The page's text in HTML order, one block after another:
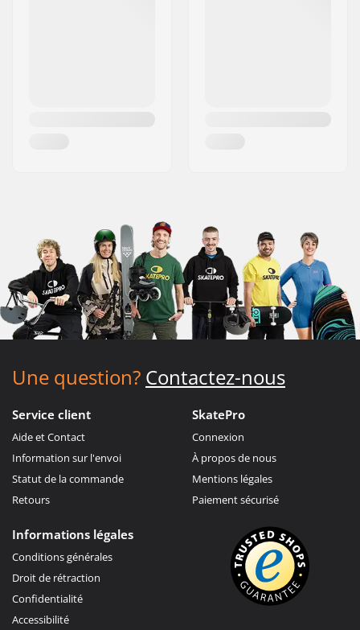
Une question? Contactez-nous
Service client
Aide et Contact
Information sur l'envoi
Statut de la commande
Retours
SkatePro
Connexion
À propos de nous
Mentions légales
Paiement sécurisé
Informations légales
Conditions générales
Droit de rétraction
Confidentialité
Accessibilité